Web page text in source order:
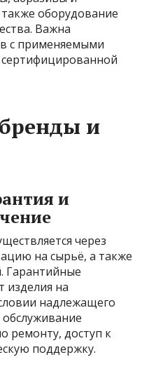
оборудование
Важна
с применяемыми
и
и
через
на сырьё, а также
Гарантийные
изделия на
надлежащего
ремонту, доступ к
поддержку.